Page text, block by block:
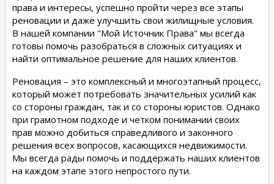
права и интересы, успешно пройти через все этапы
реновации и даже улучшить свои жилищные условия.
В нашей компании "Мой Источник Права" мы всегда
готовы помочь разобраться в сложных ситуациях и
найти оптимальное решение для наших клиентов.
Реновация – это комплексный и многоэтапный процесс,
который может потребовать значительных усилий как
со стороны граждан, так и со стороны юристов. Однако
при грамотном подходе и четком понимании своих
прав можно добиться справедливого и законного
решения всех вопросов, касающихся недвижимости.
Мы всегда рады помочь и поддержать наших клиентов
на каждом этапе этого непростого пути.